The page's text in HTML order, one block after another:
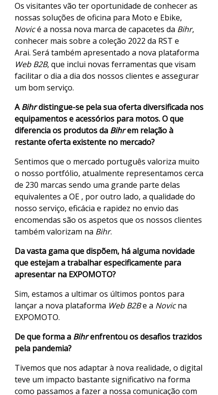
Os visitantes vão ter oportunidade de conhecer as
nossas soluções de oficina para Moto e Ebike,
Novicé a nossa nova marca de capacetes da Bihr,
conhecer mais sobre a coleção 2022 da RST e
Arai. Será também apresentado a nova plataforma
Web B2B, que inclui novas ferramentas que visam
facilitar o dia a dia dos nossos clientes e assegurar
um bom serviço.
ABihrdistingue-se pela sua oferta diversificada nos
equipamentos e acessórios para motos. O que
diferencia os produtos da Bihrem relação à
restante oferta existente no mercado?
Sentimos que o mercado português valoriza muito
o nosso portfólio, atualmente representamos cerca
de 230 marcas sendo uma grande parte delas
equivalentes a OE , por outro lado, a qualidade do
nosso serviço, eficácia e rapidez no envio das
encomendas são os aspetos que os nossos clientes
também valorizam na Bihr.
Da vasta gama que dispõem, há alguma novidade
que estejam a trabalhar especificamente para
apresentar na EXPOMOTO?
Sim, estamos a ultimar os últimos pontos para
lançar a nova plataforma Web B2Be a Novicna
EXPOMOTO.
De que forma a Bihrenfrentou os desafios trazidos
pela pandemia?
Tivemos que nos adaptar à nova realidade, o digital
teve um impacto bastante significativo na forma
como passamos a fazer a nossa comunicação com